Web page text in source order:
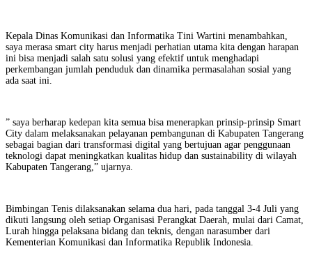
Kepala Dinas Komunikasi dan Informatika Tini Wartini menambahkan,
saya merasa smart city harus menjadi perhatian utama kita dengan harapan
ini bisa menjadi salah satu solusi yang efektif untuk menghadapi
perkembangan jumlah penduduk dan dinamika permasalahan sosial yang
ada saat ini.
” saya berharap kedepan kita semua bisa menerapkan prinsip-prinsip Smart
City dalam melaksanakan pelayanan pembangunan di Kabupaten Tangerang
sebagai bagian dari transformasi digital yang bertujuan agar penggunaan
teknologi dapat meningkatkan kualitas hidup dan sustainability di wilayah
Kabupaten Tangerang,” ujarnya.
Bimbingan Tenis dilaksanakan selama dua hari, pada tanggal 3-4 Juli yang
dikuti langsung oleh setiap Organisasi Perangkat Daerah, mulai dari Camat,
Lurah hingga pelaksana bidang dan teknis, dengan narasumber dari
Kementerian Komunikasi dan Informatika Republik Indonesia.